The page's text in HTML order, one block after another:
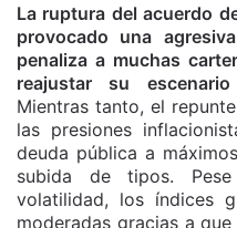
La ruptura del acuerdo
provocado una
penaliza a muchas
reajustar su
Mientras tanto, el
las presiones
deuda pública a
subida de tipos.
volatilidad, los índices
moderadas gracias a